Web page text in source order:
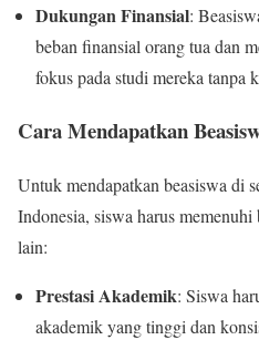
Dukungan Finansial:
beban finansial orang tua dan
fokus pada studi mereka tanpa
Cara Mendapatkan
Untuk mendapatkan beasiswa di
Indonesia, siswa harus memenuhi
lain:
Prestasi Akademik: Siswa
akademik yang tinggi dan